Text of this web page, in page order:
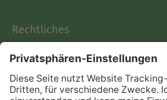
Rechtliches
AGB
Informationen nach Data
Act